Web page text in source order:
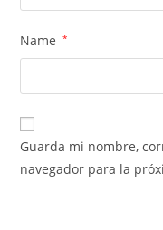
Name *
Guarda mi nombre,
navegador para la